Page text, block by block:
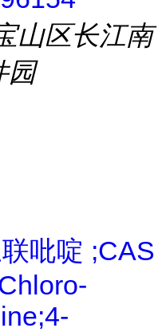
山区长江南
园
吡啶 ;CAS